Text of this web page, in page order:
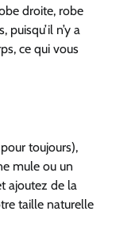
droite, robe
n’y a
ce qui vous
toujours),
mule ou un
ajoutez de la
taille naturelle